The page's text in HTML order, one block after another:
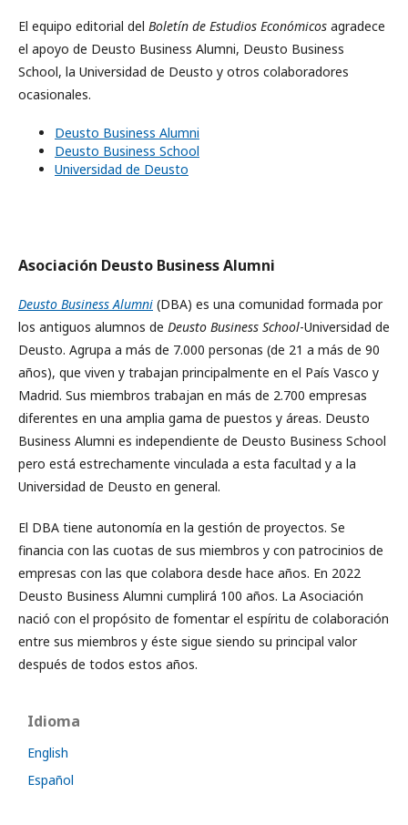
El equipo editorial del Boletín de Estudios Económicos agradece
el apoyo de Deusto Business Alumni, Deusto Business
School, la Universidad de Deusto y otros colaboradores
ocasionales.
Deusto Business Alumni
Deusto Business School
Universidad de Deusto
Asociación Deusto Business Alumni
Deusto Business Alumni (DBA) es una comunidad formada por
los antiguos alumnos de Deusto Business School-Universidad de
Deusto. Agrupa a más de 7.000 personas (de 21 a más de 90
años), que viven y trabajan principalmente en el País Vasco y
Madrid. Sus miembros trabajan en más de 2.700 empresas
diferentes en una amplia gama de puestos y áreas. Deusto
Business Alumni es independiente de Deusto Business School
pero está estrechamente vinculada a esta facultad y a la
Universidad de Deusto en general.
El DBA tiene autonomía en la gestión de proyectos. Se
financia con las cuotas de sus miembros y con patrocinios de
empresas con las que colabora desde hace años. En 2022
Deusto Business Alumni cumplirá 100 años. La Asociación
nació con el propósito de fomentar el espíritu de colaboración
entre sus miembros y éste sigue siendo su principal valor
después de todos estos años.
Idioma
English
Español